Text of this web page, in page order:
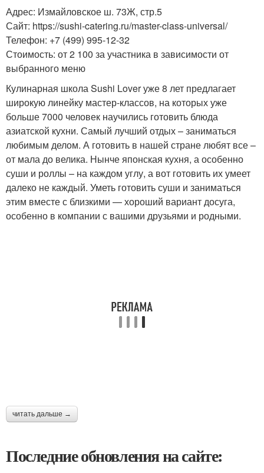
Адрес: Измайловское ш. 73Ж, стр.5
Сайт: https://sushi-catering.ru/master-class-universal/
Телефон: +7 (499) 995-12-32
Стоимость: от 2 100 за участника в зависимости от
выбранного меню
Кулинарная школа Sushi Lover уже 8 лет предлагает
широкую линейку мастер-классов, на которых уже
больше 7000 человек научились готовить блюда
азиатской кухни. Самый лучший отдых – заниматься
любимым делом. А готовить в нашей стране любят все –
от мала до велика. Нынче японская кухня, а особенно
суши и роллы – на каждом углу, а вот готовить их умеет
далеко не каждый. Уметь готовить суши и заниматься
этим вместе с близкими — хороший вариант досуга,
особенно в компании с вашими друзьями и родными.
читать дальше →
Последние обновления на сайте: